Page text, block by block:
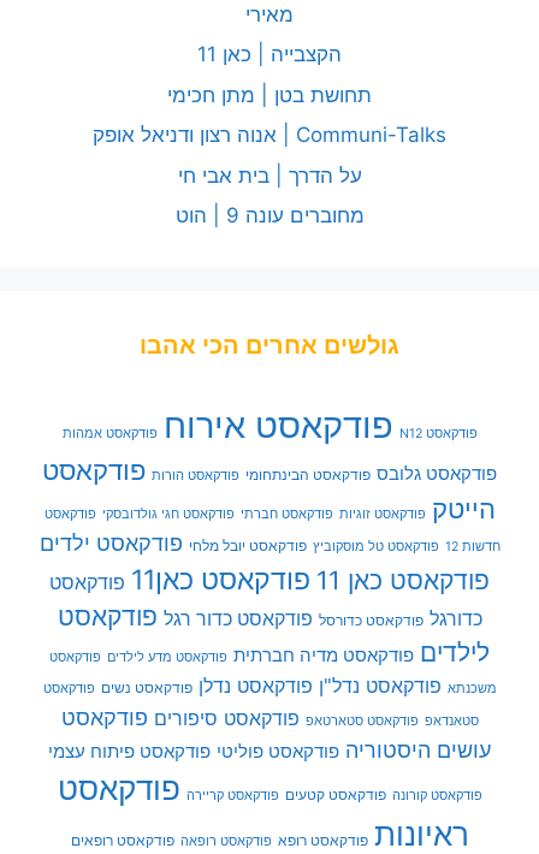
מאירי
הקצבייה | כאן 11
תחושת בטן | מתן חכימי
Communi-Talks | אנוה רצון ודניאל אופק
על הדרך | בית אבי חי
מחוברים עונה 9 | הוט
גולשים אחרים הכי אהבו
פודקאסט N12 פודקאסט אירוח פודקאסט אמהות
פודקאסט גלובס פודקאסט הבינתחומי פודקאסט הורות פודקאסט
הייטק פודקאסט זוגיות פודקאסט חברתי פודקאסט חגי גולדובסקי פודקאסט
חדשות 12 פודקאסט טל מוסקוביץ פודקאסט יובל מלחי פודקאסט ילדים
פודקאסט כאן 11 פודקאסט כאן11
פודקאסט
כדורגל פודקאסט כדורסל פודקאסט כדור רגל פודקאסט
לילדים פודקאסט מדיה חברתית פודקאסט מדע לילדים פודקאסט
משכנתא פודקאסט נדל"ן פודקאסט נדלן פודקאסט נשים פודקאסט
סטאנדאפ פודקאסט סטארטאפ פודקאסט סיפורים פודקאסט
עושים היסטוריה פודקאסט פוליטי פודקאסט פיתוח עצמי
פודקאסט קורונה פודקאסט קטעים פודקאסט קריירה פודקאסט
ראיונות פודקאסט רופא פודקאסט רופאה פודקאסט רופאים